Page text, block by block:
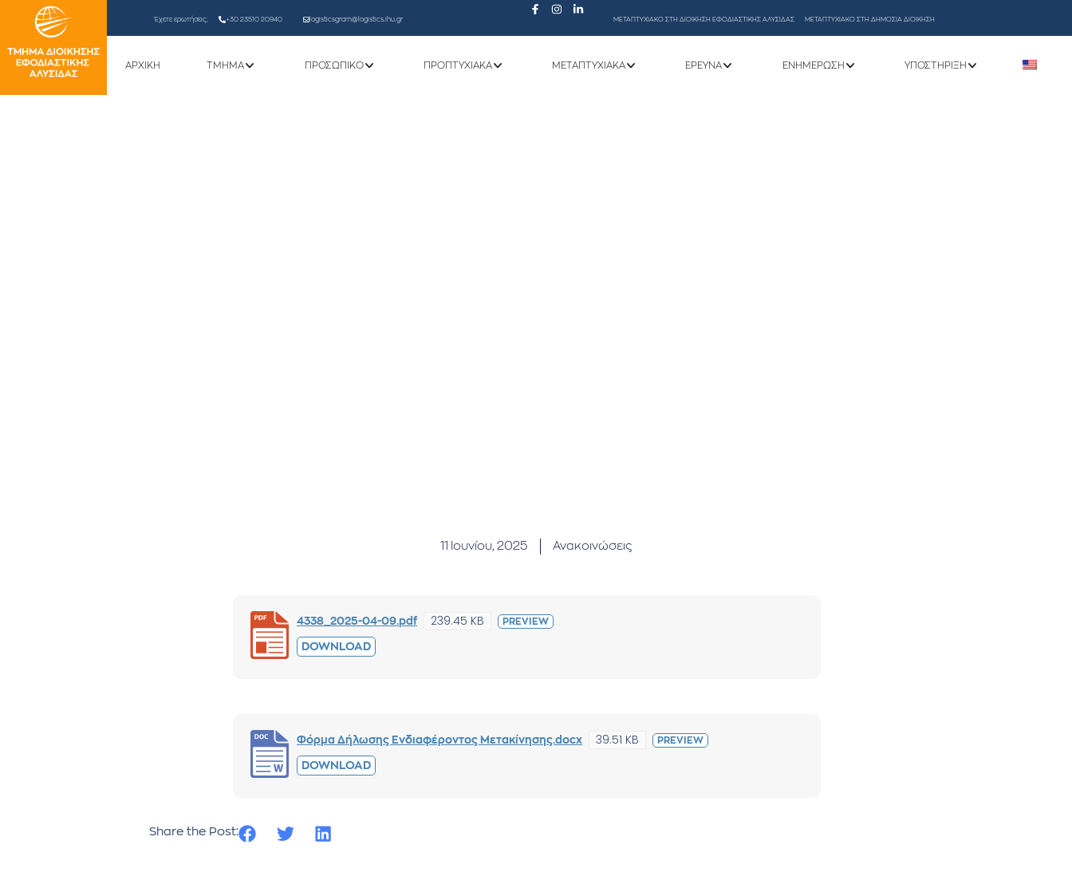
Έχετε ερωτήσεις; +30 23510 20940 logisticsgram@logistics.ihu.gr ΜΕΤΑΠΤΥΧΙΑΚΟ ΣΤΗ ΔΙΟΙΚΗΣΗ ΕΦΟΔΙΑΣΤΙΚΗΣ ΑΛΥΣΙΔΑΣ ΜΕΤΑΠΤΥΧΙΑΚΟ ΣΤΗ ΔΗΜΟΣΙΑ ΔΙΟΙΚΗΣΗ
ΑΡΧΙΚΗ ΤΜΗΜΑ ΠΡΟΣΩΠΙΚΌ ΠΡΟΠΤΥΧΙΑΚΆ ΜΕΤΑΠΤΥΧΙΑΚΆ ΕΡΕΥΝΑ ΕΝΗΜΈΡΩΣΗ ΥΠΟΣΤΉΡΙΞΗ
11 Ιουνίου, 2025 Ανακοινώσεις
4338_2025-04-09.pdf 239.45 KB PREVIEW
DOWNLOAD
Φόρμα Δήλωσης Ενδιαφέροντος Μετακίνησης.docx 39.51 KB PREVIEW
DOWNLOAD
Share the Post: